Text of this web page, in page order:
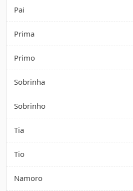
Pai
Prima
Primo
Sobrinha
Sobrinho
Tia
Tio
Namoro